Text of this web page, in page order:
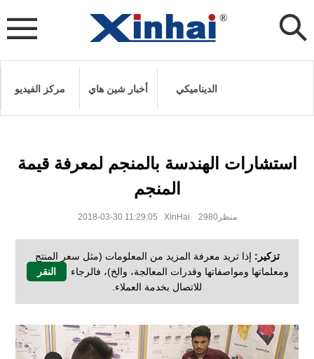
مركز الفيديو أخبار شين هاي الديناميكي
استشارات الهندسة بالمنجم لمعرفة قيمة
المنجم
2018-03-30 11:29:05 XinHai منظر2980
تزكير: إذا تريد معرفة المزيد من المعلومات (مثل سعر المنتج
ومعلماتها ومواصفاتها وقدرات المعالجة، والخ)، فالرجاء
النقر
للاتصال بخدمة العملاء.